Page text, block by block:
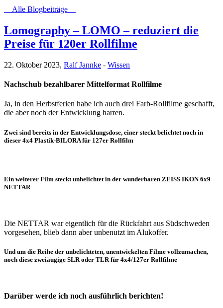
Alle Blogbeiträge
Lomography – LOMO – reduziert die
Preise für 120er Rollfilme
22. Oktober 2023, Ralf Jannke - Wissen
Nachschub bezahlbarer Mittelformat Rollfilme
Ja, in den Herbstferien habe ich auch drei Farb-Rollfilme geschafft,
die aber noch der Entwicklung harren.
Zwei sind bereits in der Entwicklungsdose, einer steckt belichtet noch in
dieser 4x4 Plastik-BILORA für 127er Rollfilm
Ein weiterer Film steckt unbelichtet in der wunderbaren ZEISS IKON 6x9
NETTAR
Die NETTAR war eigentlich für die Rückfahrt aus Südschweden
vorgesehen, blieb dann aber unbenutzt im Alukoffer.
Und um die Reihe der unbelichteten, unentwickelten Filme vollzumachen,
noch diese zweiäugige SLR oder TLR für 4x4/127er Rollfilme
Darüber werde ich noch ausführlich berichten!